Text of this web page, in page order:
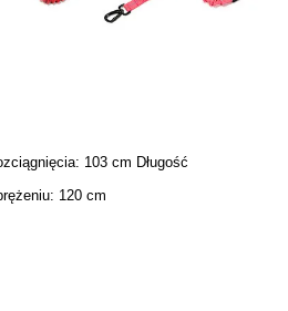
103 cm Długość
120 cm